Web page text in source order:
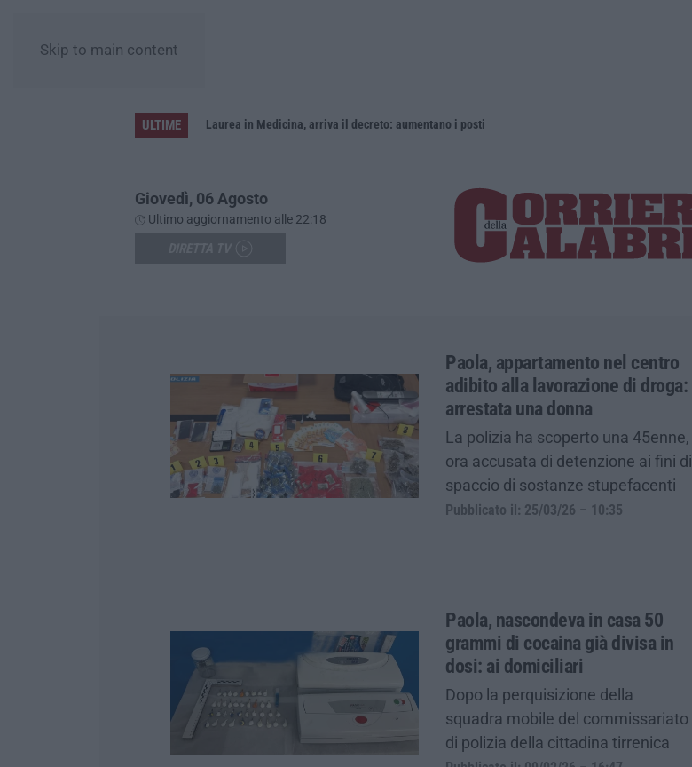
Skip to main content
ULTIME
Sistema bibliotecario vibonese, la dura replica di Soriano e Romeo: «Il fallimento è di chi ha staccato la spina» Laurea in Medicina, arriva il decreto: aumentano i posti
Giovedì, 06 Agosto
Ultimo aggiornamento alle 22:18
Paola, appartamento nel centro
adibito alla lavorazione di droga:
arrestata una donna
La polizia ha scoperto una 45enne,
ora accusata di detenzione ai fini di
spaccio di sostanze stupefacenti
Pubblicato il: 25/03/26 – 10:35
Paola, nascondeva in casa 50
grammi di cocaina già divisa in
dosi: ai domiciliari
Dopo la perquisizione della
squadra mobile del commissariato
di polizia della cittadina tirrenica